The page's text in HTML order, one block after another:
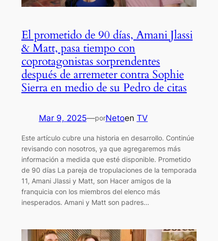
El prometido de 90 días, Amani Jlassi
& Matt, pasa tiempo con
coprotagonistas sorprendentes
después de arremeter contra Sophie
Sierra en medio de su Pedro de citas
Mar 9, 2025—porNetoen TV
Este artículo cubre una historia en desarrollo. Continúe
revisando con nosotros, ya que agregaremos más
información a medida que esté disponible. Prometido
de 90 días La pareja de tropulaciones de la temporada
11, Amani Jlassi y Matt, son Hacer amigos de la
franquicia con los miembros del elenco más
inesperados. Amani y Matt son padres…